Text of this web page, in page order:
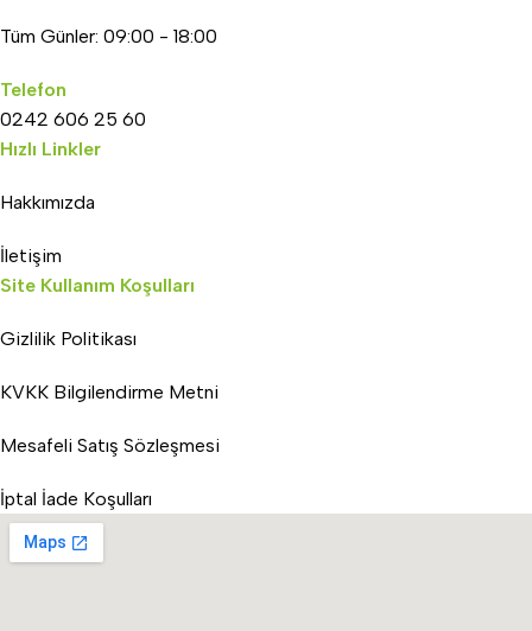
Tüm Günler: 09:00 - 18:00
Telefon
0242 606 25 60
Hızlı Linkler
Hakkımızda
İletişim
Site Kullanım Koşulları
Gizlilik Politikası
KVKK Bilgilendirme Metni
Mesafeli Satış Sözleşmesi
İptal İade Koşulları